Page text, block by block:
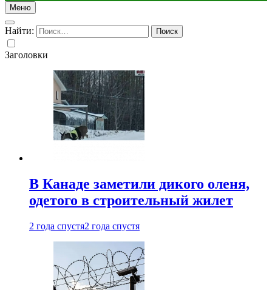
Меню
Найти:
Заголовки
В Канаде заметили дикого оленя,
одетого в строительный жилет
2 года спустя2 года спустя